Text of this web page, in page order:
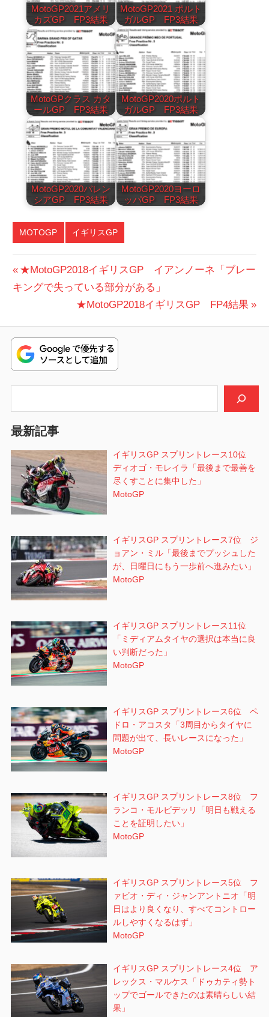
MotoGP2021アメリ
カズGP FP3結果
MotoGP2021 ポルト
ガルGP FP3結果
MotoGPクラス カタ
ールGP FP3結果
MotoGP2020ポルト
ガルGP FP3結果
MotoGP2020バレン
シアGP FP3結果
MotoGP2020ヨーロ
ッパGP FP3結果
MOTOGP イギリスGP
投
稿
ビ
ゲ
ー
シ
ョ
ン
前
の
★MotoGP2018イギリスGP イアンノーネ「ブレー
キングで失っている部分がある」
次
投
稿:
★MotoGP2018イギリスGP FP4結果
最新記事
イギリスGP スプリントレース10位
ディオゴ・モレイラ「最後まで最善を
尽くすことに集中した」
MotoGP
イギリスGP スプリントレース7位 ジ
ョアン・ミル「最後までプッシュした
が、日曜日にもう一歩前へ進みたい」
MotoGP
イギリスGP スプリントレース11位
「ミディアムタイヤの選択は本当に良
い判断だった」
MotoGP
イギリスGP スプリントレース6位 ペ
ドロ・アコスタ「3周目からタイヤに
問題が出て、長いレースになった」
MotoGP
イギリスGP スプリントレース8位 フ
ランコ・モルビデッリ「明日も戦える
ことを証明したい」
MotoGP
イギリスGP スプリントレース5位 フ
ァビオ・ディ・ジャンアントニオ「明
日はより良くなり、すべてコントロー
ルしやすくなるはず」
MotoGP
イギリスGP スプリントレース4位 ア
レックス・マルケス「ドゥカティ勢ト
ップでゴールできたのは素晴らしい結
果」